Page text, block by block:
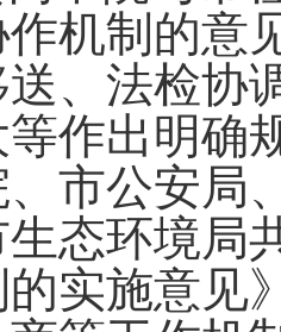
机制的意
、法检协
作出明确
市公安局
生态环境局
实施意见